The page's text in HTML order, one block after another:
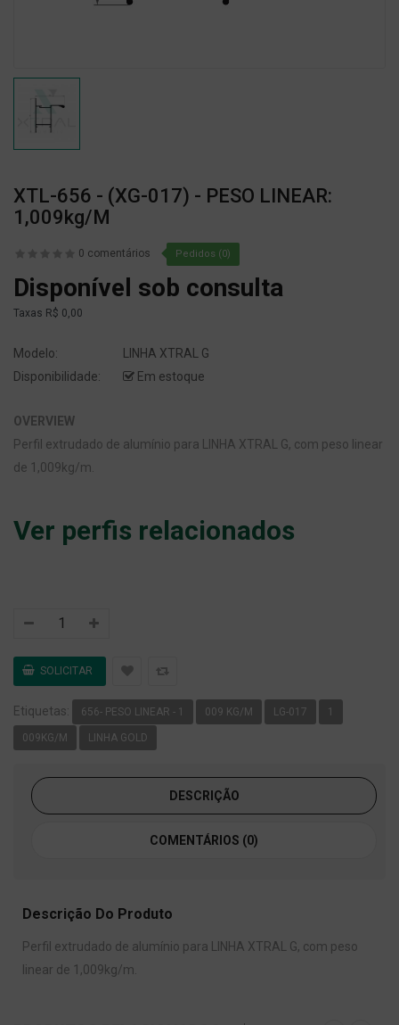
XTL-656 - (XG-017) - PESO LINEAR:
1,009kg/m
0 comentários Pedidos (0)
Disponível sob consulta
Taxas R$ 0,00
Modelo:
LINHA XTRAL G
Disponibilidade:
Em estoque
OVERVIEW
Perfil extrudado de alumínio para LINHA XTRAL G, com peso linear
de 1,009kg/m.
Ver perfis relacionados
Etiquetas: 656- PESO LINEAR - 1 009 KG/M LG-017 1
009KG/M LINHA GOLD
DESCRIÇÃO
COMENTÁRIOS (0)
Descrição Do Produto
Perfil extrudado de alumínio para LINHA XTRAL G, com peso
linear de 1,009kg/m.